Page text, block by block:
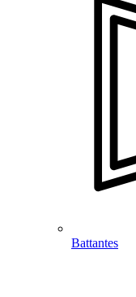
Battantes